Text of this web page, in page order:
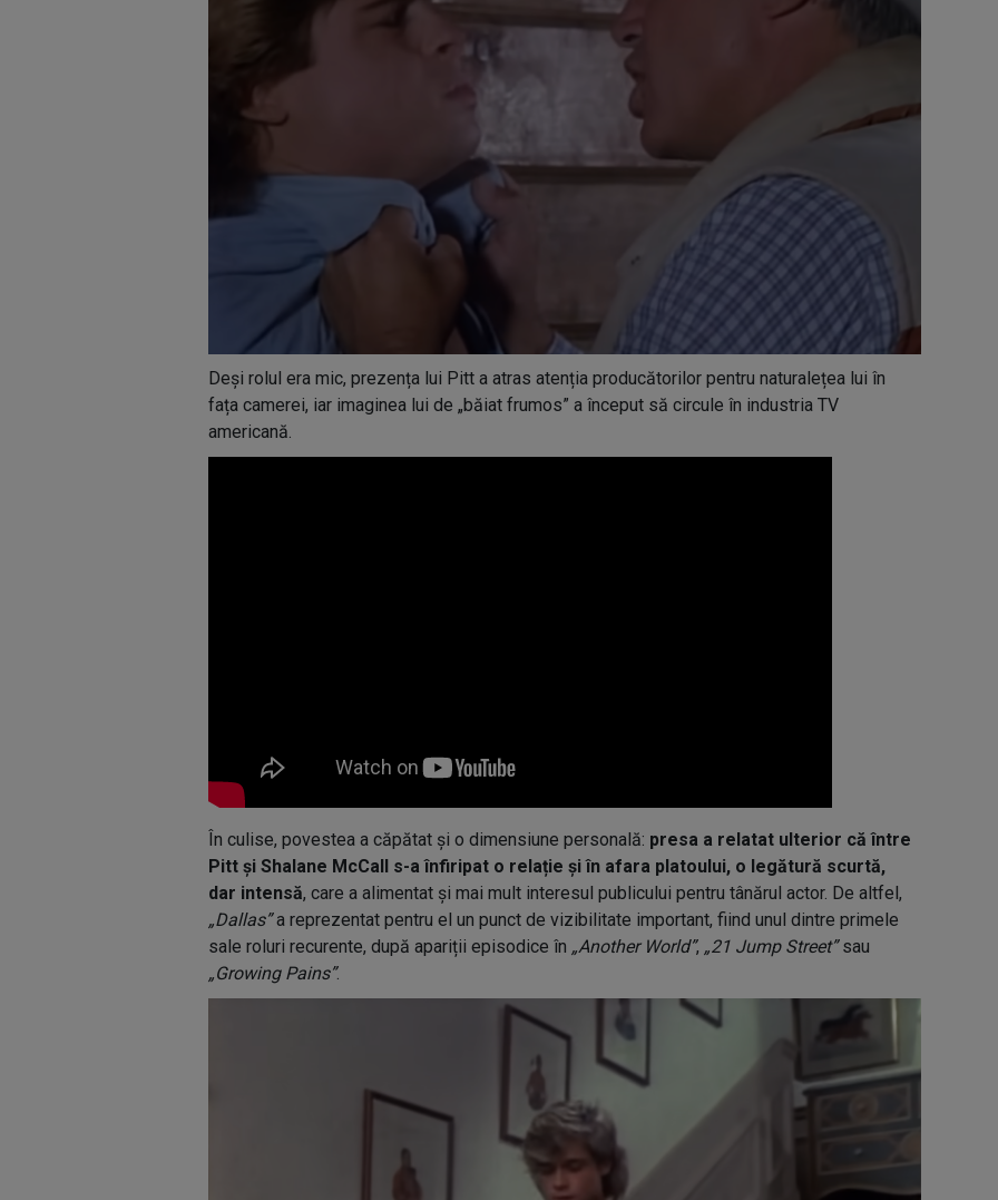
Deși rolul era mic, prezența lui Pitt a atras atenția producătorilor pentru naturalețea lui în
fața camerei, iar imaginea lui de „băiat frumos” a început să circule în industria TV
americană.
În culise, povestea a căpătat și o dimensiune personală: presa a relatat ulterior că între
Pitt și Shalane McCall s-a înfiripat o relație și în afara platoului, o legătură scurtă,
dar intensă, care a alimentat și mai mult interesul publicului pentru tânărul actor. De altfel,
„Dallas”a reprezentat pentru el un punct de vizibilitate important, fiind unul dintre primele
sale roluri recurente, după apariții episodice în „Another World”, „21 Jump Street”sau
„Growing Pains”.